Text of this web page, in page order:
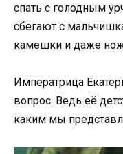
спать с голодным
сбегают с
камешки и даже
Императрица
вопрос. Ведь её
каким мы